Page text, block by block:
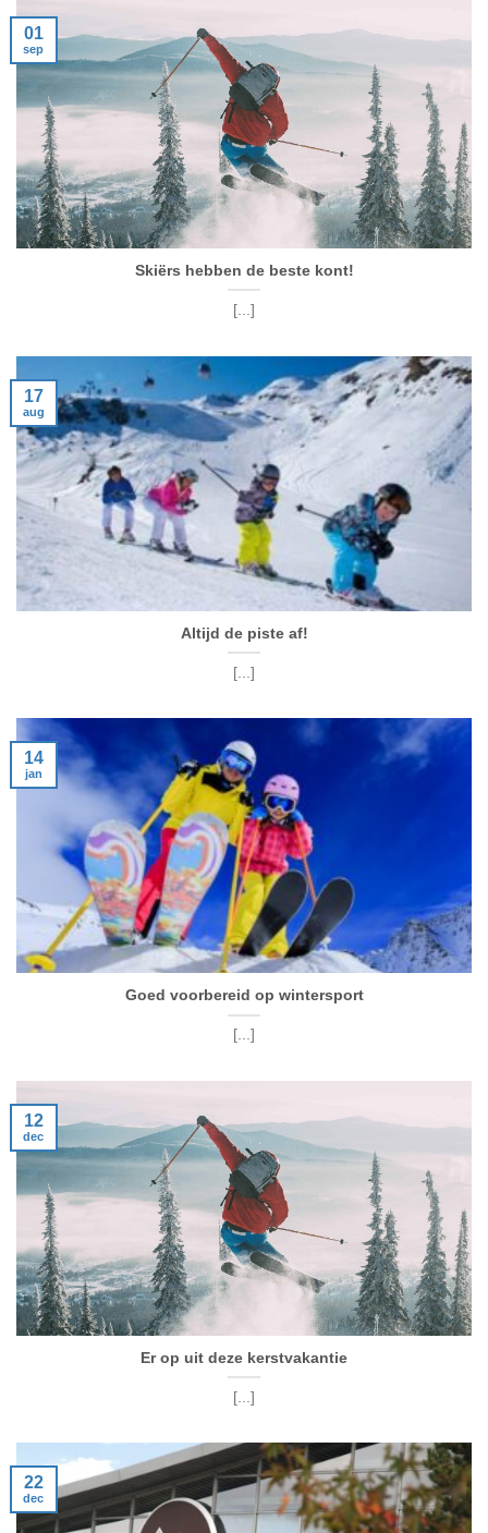
Skiërs hebben de beste kont!
[...]
01
sep
Altijd de piste af!
[...]
17
aug
Goed voorbereid op wintersport
[...]
14
jan
Er op uit deze kerstvakantie
[...]
12
dec
22
dec